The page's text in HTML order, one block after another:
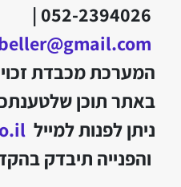
052-2394026 |
המערכת מכבדת
באתר תוכן
ניתן לפנות למייל
והפנייה תיבדק